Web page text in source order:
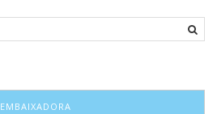
EMBAIXADORA